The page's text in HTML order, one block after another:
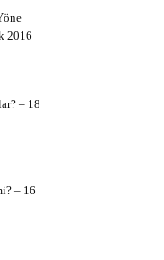
2016
– 18
– 16